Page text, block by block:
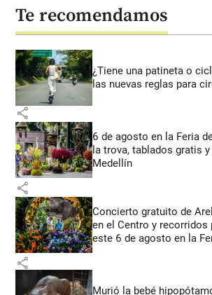
Te recomendamos
¿Tiene una patineta o
las nuevas reglas para
share
6 de agosto en la Feria
la trova, tablados gratis
Medellín
share
Concierto gratuito de
en el Centro y recorridos
este 6 de agosto en la
share
Murió la bebé